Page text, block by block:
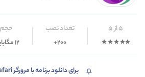
5 از 5 تعداد نصب
200+
حجم
12 مگابایت
برای دانلود برنامه با مرورگر Safari وارد شوید.